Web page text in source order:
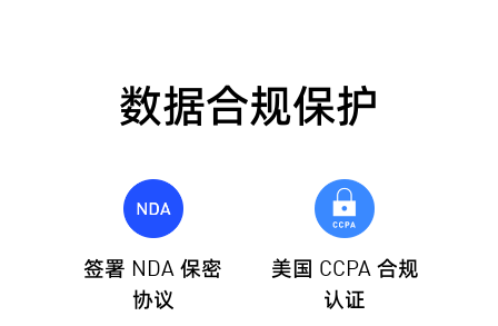
数据合规保护
签署 NDA 保密
协议
美国 CCPA 合规
认证